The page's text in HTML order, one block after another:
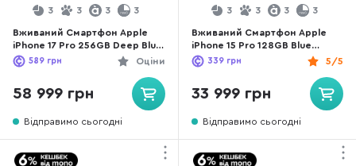
3 3 3 3
Вживаний Смартфон Apple
iPhone 17 Pro 256GB Deep Blue
(17P256DBREFA++) практично
новий
Оціни
589 грн
58 999 грн
Відправимо сьогодні
3 3 3 3
Вживаний Смартфон Apple
iPhone 15 Pro 128GB Blue
Titanium (15P128BTREFA)
хороший стан
5/5
339 грн
33 999 грн
Відправимо сьогодні